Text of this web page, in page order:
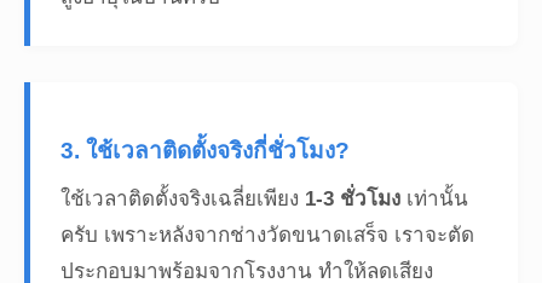
3. ใช้เวลาติดตั้งจริงกี่ชั่วโมง?
ใช้เวลาติดตั้งจริงเฉลี่ยเพียง 1-3 ชั่วโมง เท่านั้น
ครับ เพราะหลังจากช่างวัดขนาดเสร็จ เราจะตัด
ประกอบมาพร้อมจากโรงงาน ทำให้ลดเสียง